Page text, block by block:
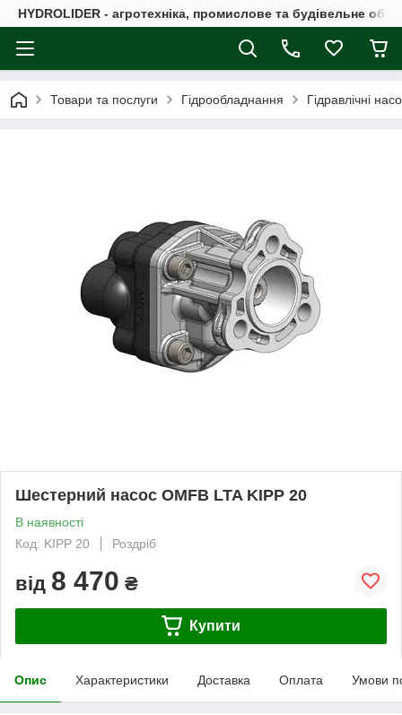
HYDROLIDER - агротехніка, промислове та будівельне
Товари та послуги Гідрообладнання Гідравлічні
Шестерний насос OMFB LTA KIPP 20
В наявності
Код: KIPP 20
Роздріб
від 8 470 ₴
Купити
Опис Характеристики Доставка Оплата Умови